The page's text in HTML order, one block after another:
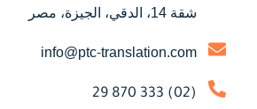
شقة 14، الدقي، الجيزة، مصر
info@ptc-translation.com
(02) 333 870 29